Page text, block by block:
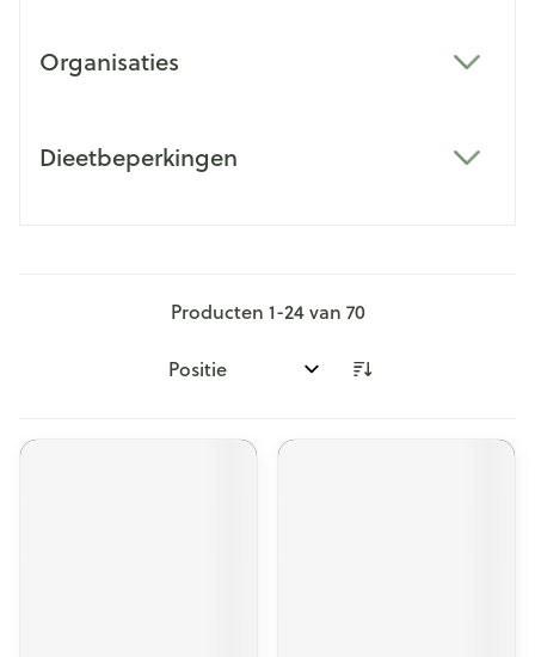
Organisaties
Dieetbeperkingen
Producten 1-24van 70
Sorteer op: